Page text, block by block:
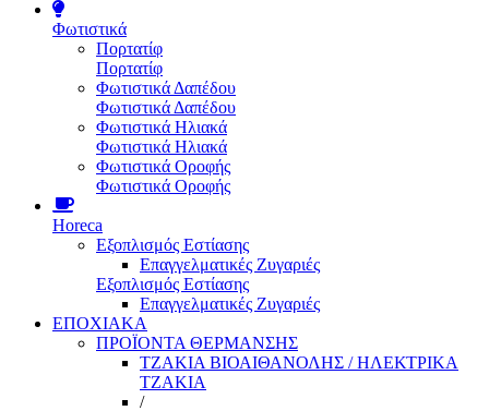
Φωτιστικά
Πορτατίφ
Πορτατίφ
Φωτιστικά Δαπέδου
Φωτιστικά Δαπέδου
Φωτιστικά Ηλιακά
Φωτιστικά Ηλιακά
Φωτιστικά Οροφής
Φωτιστικά Οροφής
Horeca
Εξοπλισμός Εστίασης
Επαγγελματικές Ζυγαριές
Εξοπλισμός Εστίασης
Επαγγελματικές Ζυγαριές
ΕΠΟΧΙΑΚΑ
ΠΡΟΪΟΝΤΑ ΘΕΡΜΑΝΣΗΣ
ΤΖΑΚΙΑ ΒΙΟΑΙΘΑΝΟΛΗΣ / ΗΛΕΚΤΡΙΚΑ
ΤΖΑΚΙΑ
/